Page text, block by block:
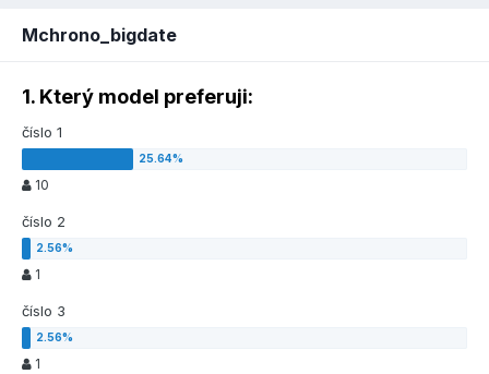
Mchrono_bigdate
1. Který model preferuji:
číslo 1
10
číslo 2
1
číslo 3
1